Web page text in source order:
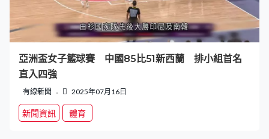
亞洲盃女子籃球賽 中國85比51新西蘭 排小組首名
直入四強
有線新聞 2025年07月16日
新聞資訊 體育